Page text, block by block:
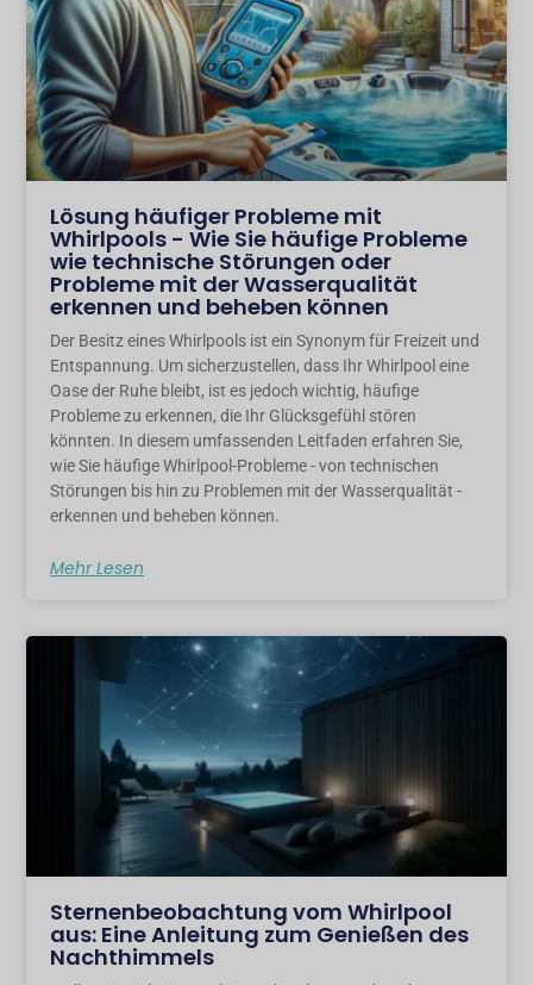
Lösung häufiger Probleme mit
Whirlpools - Wie Sie häufige Probleme
wie technische Störungen oder
Probleme mit der Wasserqualität
erkennen und beheben können
Der Besitz eines Whirlpools ist ein Synonym für Freizeit und
Entspannung. Um sicherzustellen, dass Ihr Whirlpool eine
Oase der Ruhe bleibt, ist es jedoch wichtig, häufige
Probleme zu erkennen, die Ihr Glücksgefühl stören
könnten. In diesem umfassenden Leitfaden erfahren Sie,
wie Sie häufige Whirlpool-Probleme - von technischen
Störungen bis hin zu Problemen mit der Wasserqualität -
erkennen und beheben können.
Mehr Lesen
Sternenbeobachtung vom Whirlpool
aus: Eine Anleitung zum Genießen des
Nachthimmels